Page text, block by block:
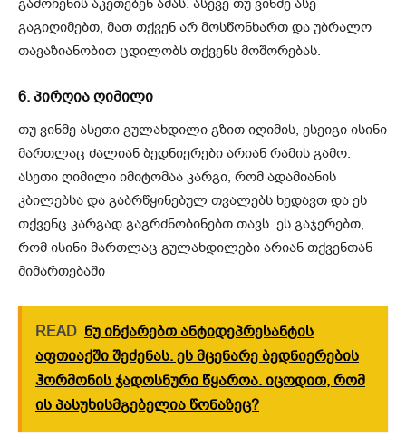
გამოჩენის აკეთებენ ამას. ასევე თუ ვინმე ასე
გაგიღიმებთ, მათ თქვენ არ მოსწონხართ და უბრალო
თავაზიანობით ცდილობს თქვენს მოშორებას.
6. პირღია ღიმილი
თუ ვინმე ასეთი გულახდილი გზით იღიმის, ესეიგი ისინი
მართლაც ძალიან ბედნიერები არიან რამის გამო.
ასეთი ღიმილი იმიტომაა კარგი, რომ ადამიანის
კბილებსა და გაბრწყინებულ თვალებს ხედავთ და ეს
თქვენც კარგად გაგრძნობინებთ თავს. ეს გაჯერებთ,
რომ ისინი მართლაც გულახდილები არიან თქვენთან
მიმართებაში
READ ნუ იჩქარებთ ანტიდეპრესანტის
აფთიაქში შეძენას. ეს მცენარე ბედნიერების
ჰორმონის ჯადოსნური წყაროა. იცოდით, რომ
ის პასუხისმგებელია წონაზეც?